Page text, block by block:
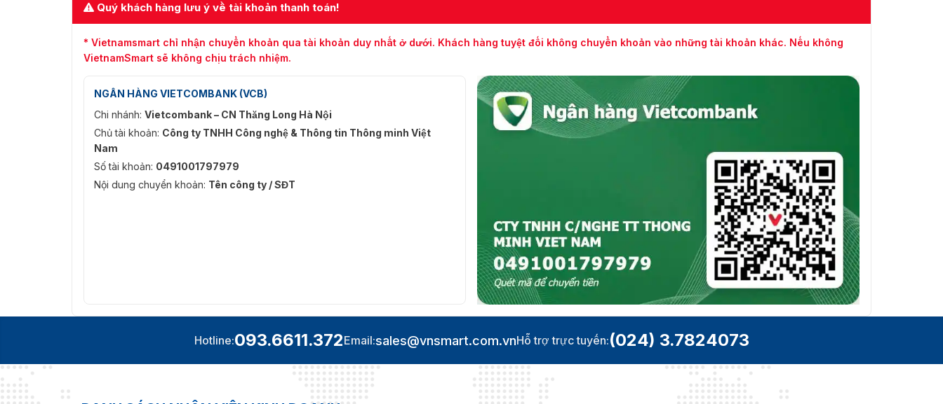
Quý khách hàng lưu ý về tài khoản thanh toán!
* Vietnamsmart chỉ nhận chuyển khoản qua tài khoản duy nhất ở dưới. Khách hàng tuyệt đối không chuyển khoản vào những tài khoản khác. Nếu không
VietnamSmart sẽ không chịu trách nhiệm.
NGÂN HÀNG VIETCOMBANK (VCB)
Chi nhánh: Vietcombank – CN Thăng Long Hà Nội
Chủ tài khoản: Công ty TNHH Công nghệ & Thông tin Thông minh Việt
Nam
Số tài khoản: 0491001797979
Nội dung chuyển khoản: Tên công ty / SĐT
Hotline:093.6611.372Email:sales@vnsmart.com.vnHỗ trợ trực tuyến:(024) 3.7824073